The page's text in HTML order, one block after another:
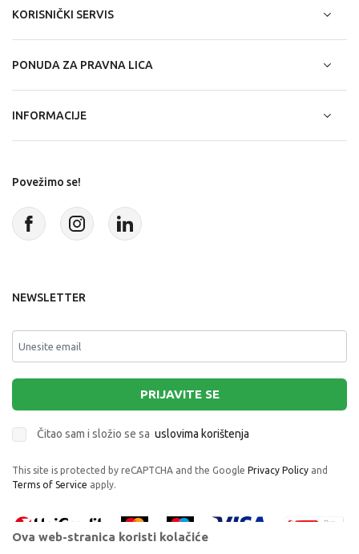
KORISNIČKI SERVIS
PONUDA ZA PRAVNA LICA
INFORMACIJE
Povežimo se!
NEWSLETTER
PRIJAVITE SE
Čitao sam i složio se sa uslovima korištenja
This site is protected by reCAPTCHA and the Google Privacy Policy and
Terms of Service apply.
Ova web-stranica koristi kolačiće